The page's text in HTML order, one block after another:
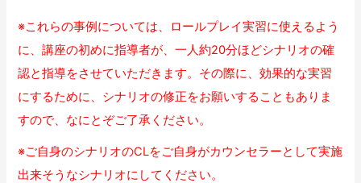
※これらの事例については、ロールプレイ実習に使えるよう
に、講座の初めに指導者が、一人約20分ほどシナリオの確
認と指導をさせていただきます。その際に、効果的な実習
にするために、シナリオの修正をお願いすることもありま
すので、なにとぞご了承ください。
※ご自身のシナリオのCLをご自身がカウンセラーとして実施
出来そうなシナリオにしてください。